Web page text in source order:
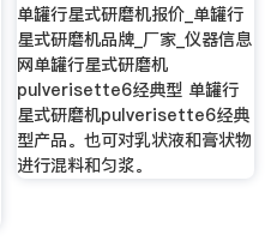
单罐行星式研磨机报价_单罐行
星式研磨机品牌_厂家_仪器信息
网单罐行星式研磨机
pulverisette6经典型 单罐行
星式研磨机pulverisette6经典
型产品。也可对乳状液和膏状物
进行混料和匀浆。